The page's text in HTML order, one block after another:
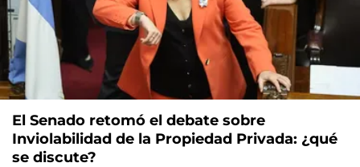
El Senado retomó el debate sobre
Inviolabilidad de la Propiedad Privada: ¿qué
se discute?